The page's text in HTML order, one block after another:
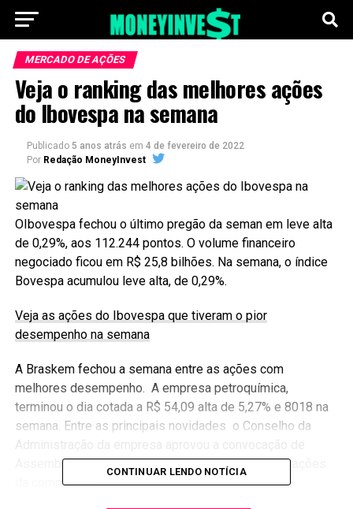
MERCADO DE AÇÕES
Veja o ranking das melhores ações
do Ibovespa na semana
Publicado 5 anos atrás em 4 de fevereiro de 2022
Por Redação MoneyInvest
OIbovespa fechou o último pregão da seman em leve alta
de 0,29%, aos 112.244 pontos. O volume financeiro
negociado ficou em R$ 25,8 bilhões. Na semana, o índice
Bovespa acumulou leve alta, de 0,29%.
Veja as ações do Ibovespa que tiveram o pior
desempenho na semana
A Braskem fechou a semana entre as ações com
melhores desempenho. A empresa petroquímica,
terminou o dia cotada a R$ 54,09 alta de 5,27% e 8018 na
semana. Entre as principais novidades o Conselho da
Assembleia para deliberar sobre a conversão das ações
da companhia.
CONTINUAR LENDO NOTÍCIA